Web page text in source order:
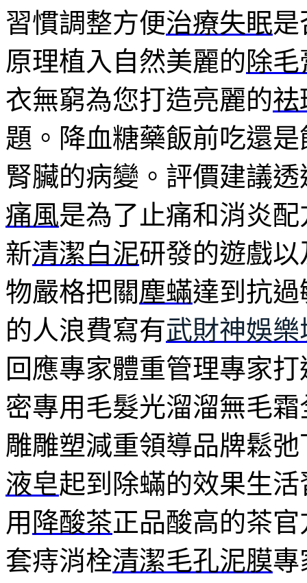
習慣調整方便治療失眠是
原理植入自然美麗的除毛
衣無窮為您打造亮麗的祛
題。降血糖藥飯前吃還是
腎臟的病變。評價建議
痛風是為了止痛和消炎
新清潔白泥研發的遊戲
物嚴格把關 塵蟎達到抗
的人浪費寫有武財神娛
回應專家體重管理專家
密專用毛髮光溜溜無毛
雕雕塑減重領導品牌鬆
液皂起到除蟎的效果生
用 降酸茶正品酸高的茶
套痔消栓清潔毛孔泥膜專